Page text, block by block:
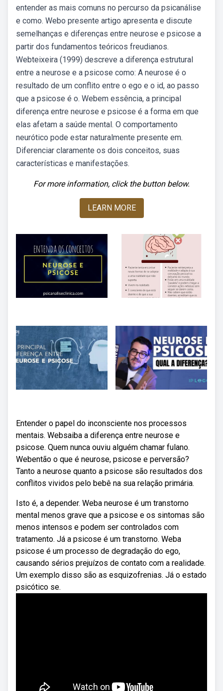
entender as mais comuns no percurso da psicanálise
e como. Webo presente artigo apresenta e discute
semelhanças e diferenças entre neurose e psicose a
partir dos fundamentos teóricos freudianos.
Webteixeira (1999) descreve a diferença estrutural
entre a neurose e a psicose como: A neurose é o
resultado de um conflito entre o ego e o id, ao passo
que a psicose é o. Webem essência, a principal
diferença entre neurose e psicose é a forma em que
elas afetam a saúde mental. O comportamento
neurótico pode estar naturalmente presente em.
Diferenciar claramente os dois conceitos, suas
características e manifestações.
For more information, click the button below.
LEARN MORE
Entender o papel do inconsciente nos processos
mentais. Websaiba a diferença entre neurose e
psicose. Quem nunca ouviu alguém chamar fulano.
Webentão o que é neurose, psicose e perversão?
Tanto a neurose quanto a psicose são resultados dos
conflitos vividos pelo bebê na sua relação primária.
Isto é, a depender. Weba neurose é um transtorno
mental menos grave que a psicose e os sintomas são
menos intensos e podem ser controlados com
tratamento. Já a psicose é um transtorno. Weba
psicose é um processo de degradação do ego,
causando sérios prejuízos de contato com a realidade.
Um exemplo disso são as esquizofrenias. Já o estado
psicótico se.